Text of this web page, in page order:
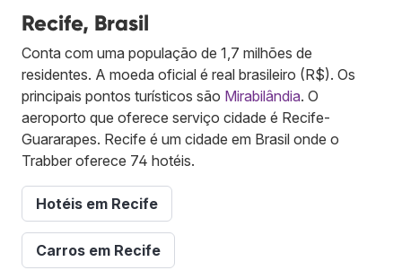
Recife, Brasil
Conta com uma população de 1,7 milhões de
residentes. A moeda oficial é real brasileiro (R$). Os
principais pontos turísticos são Mirabilândia. O
aeroporto que oferece serviço cidade é Recife-
Guararapes. Recife é um cidade em Brasil onde o
Trabber oferece 74 hotéis.
Hotéis em Recife
Carros em Recife